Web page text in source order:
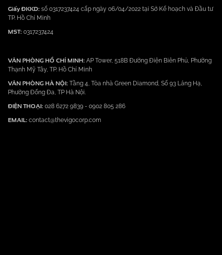
Giấy ĐKKD: số 0317237424 cấp ngày 06/04/2022 tại Sở Kế hoạch và Đầu tư
TP. Hồ Chí Minh
MST: 0317237424
VĂN PHÒNG HỒ CHÍ MINH: AP Tower, 518B Đường Điện Biên Phủ, Phường
Thạnh Mỹ Tây, TP. Hồ Chí Minh
VĂN PHÒNG HÀ NỘI: Tầng 4, Tòa nhà Green Diamond, Số 93 Láng Hạ,
Phường Đống Đa, TP Hà Nội.
ĐIỆN THOẠI: 028 6272 9839 - 0902 805 286
EMAIL: contact@thevigocorp.com